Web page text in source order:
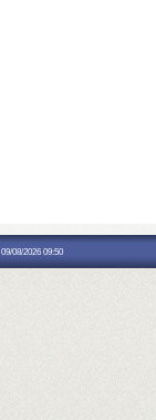
09/08/2026 09:50